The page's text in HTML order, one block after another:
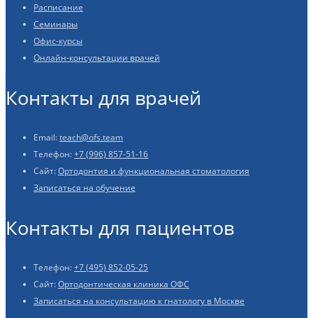
Расписание
Семинары
Офис-курсы
Онлайн-консультации врачей
Контакты для врачей
Email:teach@ofs.team
Телефон:+7 (996) 857-51-16
Сайт:Ортодонтия и функциональная стоматология
Записаться на обучение
Контакты для пациентов
Телефон:+7 (495) 852-05-25
Сайт:Ортодонтическая клиника ОФС
Записаться на консультацию к гнатологу в Москве